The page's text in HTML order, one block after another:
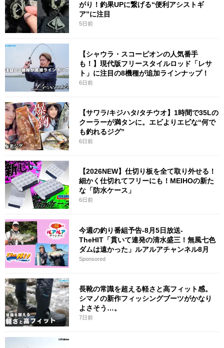
がり！釣果UPに繋げる“便利アシストギ
ア”に注目
5日前
【シャウラ・スコーピオンの人気番手
も！】現代版フリースタイルロッド「レサ
ト」に注目の8機種が追加ラインナップ！
6日前
【サワラ/キジハタ/タチウオ】1時間で35Lの
クーラーが満タンに。エビよりエビな“何で
も釣れるジグ”
6日前
【2026NEW】仕切り板を全て取り外せる！
細かく仕切れてフリーにも！MEIHOの新た
な「防水ケース」
6日前
今週の釣り番組予告-8月5日放送-
TheHIT「貫いて連発の清水盛三！無風七色
ダムは遠かった」ルアルアチャンネル8月
Sponsored
長靴の常識を超える軽さと高フィット感。
シマノの新作フィッシングブーツがかなり
よさそう…。
7日前